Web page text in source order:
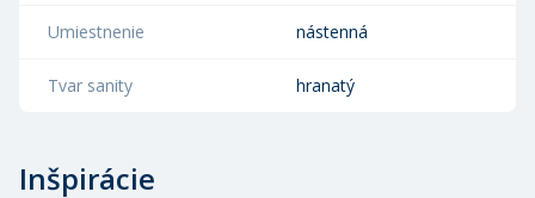
Umiestnenie nástenná
Tvar sanity hranatý
Inšpirácie